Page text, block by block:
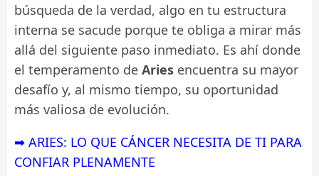
búsqueda de la verdad, algo en tu estructura
interna se sacude porque te obliga a mirar más
allá del siguiente paso inmediato. Es ahí donde
el temperamento de Aries encuentra su mayor
desafío y, al mismo tiempo, su oportunidad
más valiosa de evolución.
➡ ARIES: LO QUE CÁNCER NECESITA DE TI PARA
CONFIAR PLENAMENTE